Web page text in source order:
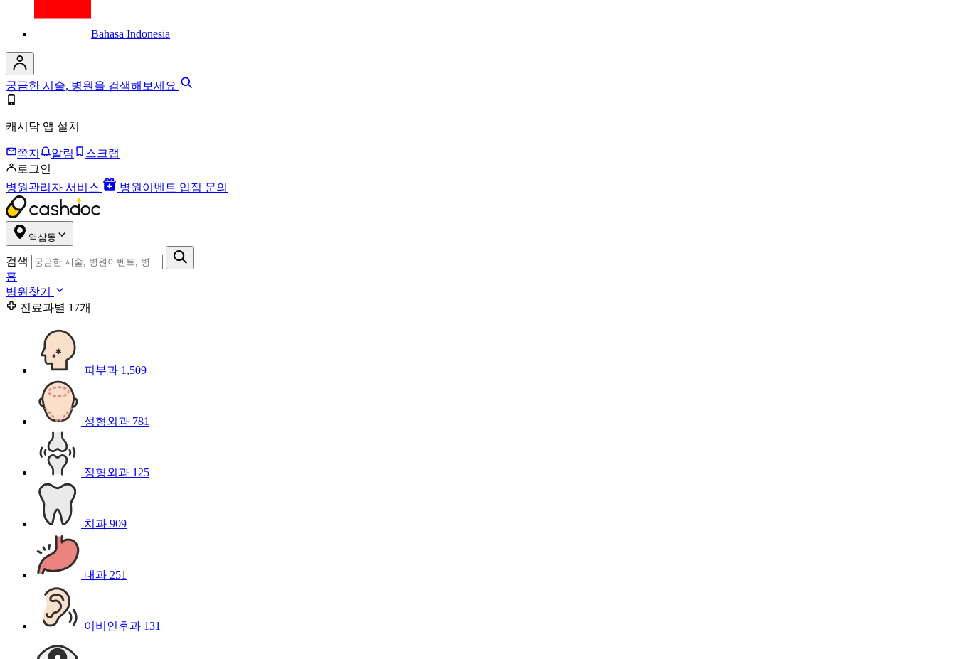
Bahasa Indonesia
궁금한 시술, 병원을 검색해보세요
캐시닥 앱 설치
쪽지 알림
스크랩
로그인
병원관리자 서비스
병원이벤트 입점 문의
역삼동
검색
홈
병원찾기
진료과별 17개
피부과 1,509
성형외과 781
정형외과 125
치과 909
내과 251
이비인후과 131